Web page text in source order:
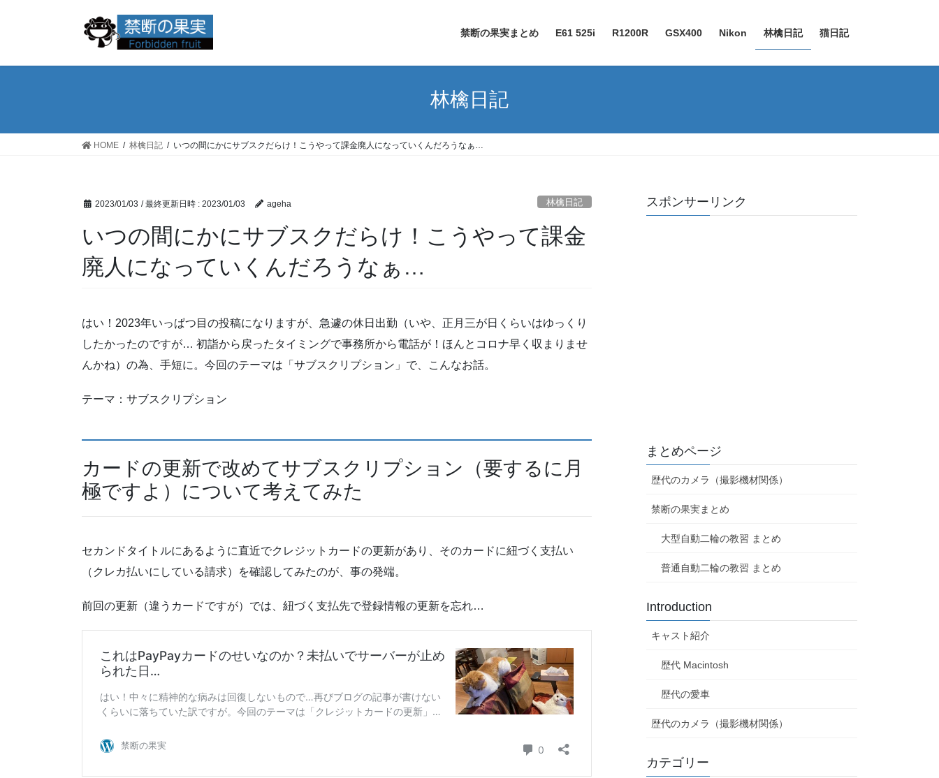
禁断の果実まとめ E61 525i R1200R GSX400 Nikon 林檎日記 猫日記
林檎日記
HOME 林檎日記 いつの間にかにサブスクだらけ！こうやって課金廃人になっていくんだろうなぁ…
2023/01/03 / 最終更新日時 : 2023/01/03 ageha 林檎日記
いつの間にかにサブスクだらけ！こうやって課金
廃人になっていくんだろうなぁ…
はい！2023年いっぱつ目の投稿になりますが、急遽の休日出勤（いや、正月三が日くらいはゆっくり
したかったのですが… 初詣から戻ったタイミングで事務所から電話が！ほんとコロナ早く収まりませ
んかね）の為、手短に。今回のテーマは「サブスクリプション」で、こんなお話。
テーマ：サブスクリプション
カードの更新で改めてサブスクリプション（要するに月
極ですよ）について考えてみた
セカンドタイトルにあるように直近でクレジットカードの更新があり、そのカードに紐づく支払い
（クレカ払いにしている請求）を確認してみたのが、事の発端。
前回の更新（違うカードですが）では、紐づく支払先で登録情報の更新を忘れ…
スポンサーリンク
まとめページ
歴代のカメラ（撮影機材関係）
禁断の果実まとめ
大型自動二輪の教習 まとめ
普通自動二輪の教習 まとめ
Introduction
キャスト紹介
歴代 Macintosh
歴代の愛車
歴代のカメラ（撮影機材関係）
カテゴリー